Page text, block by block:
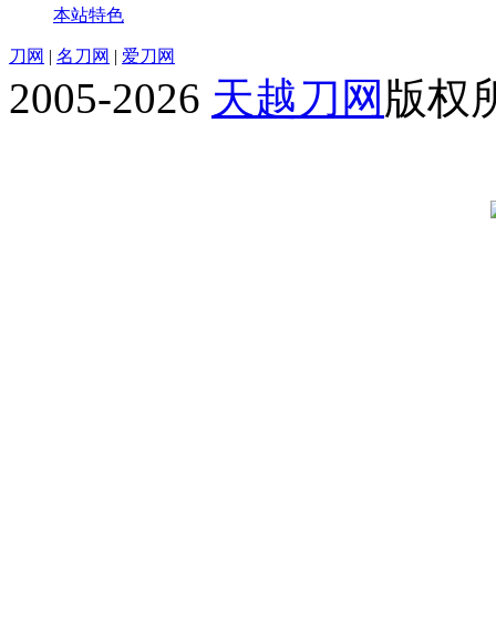
本站特色
刀网 | 名刀网 | 爱刀网
2005-2026 天越刀网 版权